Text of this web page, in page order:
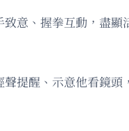
意、握拳互動，盡顯
提醒、示意他看鏡頭